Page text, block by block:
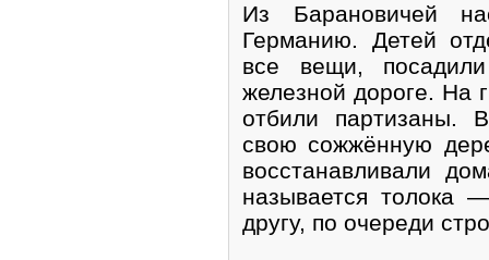
Из Барановичей
Германию. Детей
все вещи,
железной дороге. На
отбили партизаны.
свою сожжённую
восстанавливали
называется толока
другу, по очереди